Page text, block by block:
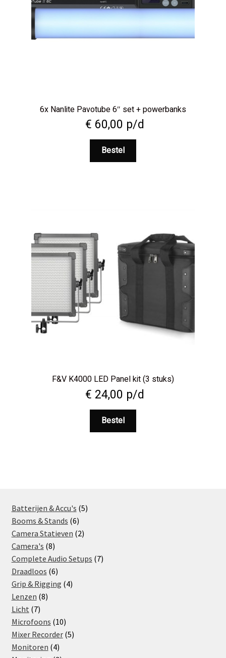
6x Nanlite Pavotube 6″ set + powerbanks
€ 60,00 p/d
Bestel
F&V K4000 LED Panel kit (3 stuks)
€ 24,00 p/d
Bestel
Batterijen & Accu's 55
Booms & Stands 66
products
Camera Statieven 22
Camera's 88
products
Complete Audio Setups 77
Draadloos 66
products
Grip & Rigging 44
Lenzen 88
Licht 77
products
Microfoons 1010
products
Mixer Recorder 55
Monitoren 44